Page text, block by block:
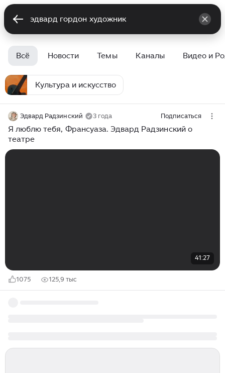
Всё Новости Темы Каналы Видео и
Культура и искусство
Эдвард Радзинский 3 года Подписаться
Я люблю тебя, Франсуаза. Эдвард Радзинский о
театре
41:27
1075 125,9 тыс